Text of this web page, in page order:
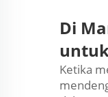
Di
Ketika